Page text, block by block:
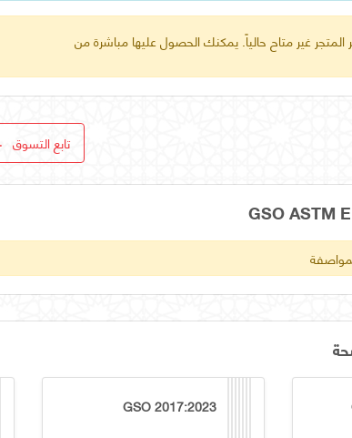
غير متاح حالياً. يمكنك الحصول عليها مباشرة من
تابع التسوق
GSO 2017:2023